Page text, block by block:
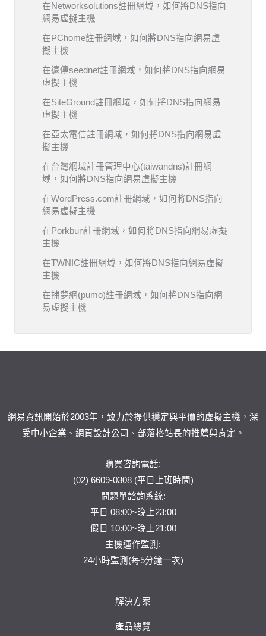
在Networksolutions註冊網域，如何將DNS指向
網易虛擬主機
在PChome註冊網域，如何將DNS指向網易虛
擬主機
在遠傳seednet註冊網域，如何將DNS指向網易
虛擬主機
在SiteGround註冊網域，如何將DNS指向網易
虛擬主機
在亞太電信註冊網域，如何將DNS指向網易虛
擬主機
在台灣網域註冊管理中心(taiwandns)註冊網
域，如何將DNS指向網易虛擬主機
在WordPress.com註冊網域，如何將DNS指向
網易虛擬主機
在Porkbun註冊網域，如何將DNS指向網易虛擬
主機
在TWNIC註冊網域，如何將DNS指向網易虛擬
主機
在捕夢網(pumo)註冊網域，如何將DNS指向網
易虛擬主機
網易資訊開始於2003年，致力於提供穩定與平價的虛擬主機，深
受中小企業、網頁設計公司、部落格站長的推薦與肯定。
購買咨詢電話:
(02) 6609-0308 (平日上班時間)
問題單諮詢系統:
平日 08:00~晚上23:00
假日 10:00~晚上21:00
主機運作監測:
24小時監測(每5分鐘一次)
解決方案
產品總覽